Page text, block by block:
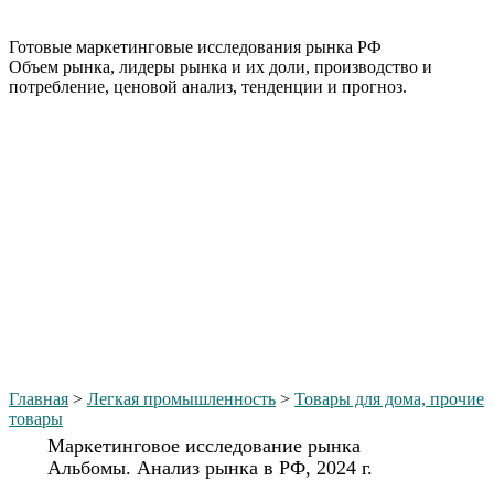
Готовые маркетинговые исследования рынка РФ
Объем рынка, лидеры рынка и их доли, производство и
потребление, ценовой анализ, тенденции и прогноз.
Главная > Легкая промышленность > Товары для дома, прочие
товары
Маркетинговое исследование рынка
Альбомы. Анализ рынка в РФ, 2024 г.